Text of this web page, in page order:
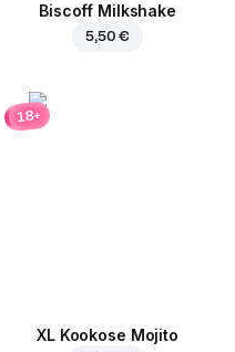
Biscoff Milkshake
5,50 €
18+
XL Kookose Mojito